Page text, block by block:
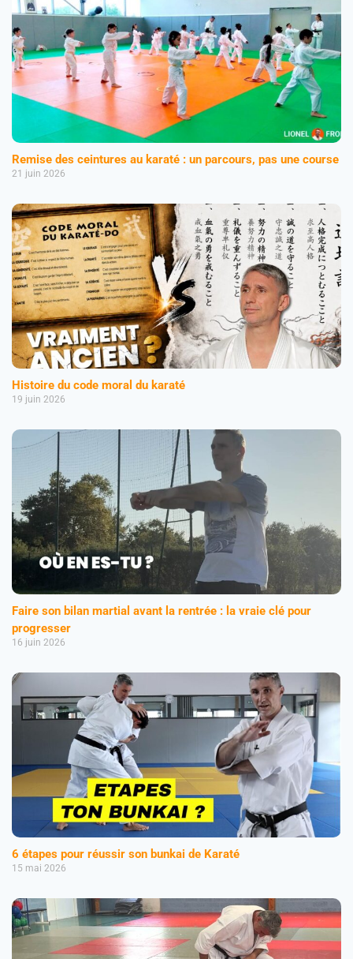
Remise des ceintures au karaté : un parcours, pas une course
21 juin 2026
Histoire du code moral du karaté
19 juin 2026
Faire son bilan martial avant la rentrée : la vraie clé pour
progresser
16 juin 2026
6 étapes pour réussir son bunkai de Karaté
15 mai 2026